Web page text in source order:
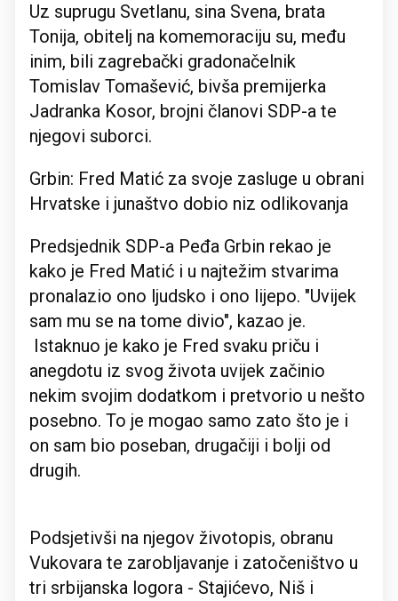
Uz suprugu Svetlanu, sina Svena, brata
Tonija, obitelj na komemoraciju su, među
inim, bili zagrebački gradonačelnik
Tomislav Tomašević, bivša premijerka
Jadranka Kosor, brojni članovi SDP-a te
njegovi suborci.
Grbin: Fred Matić za svoje zasluge u obrani
Hrvatske i junaštvo dobio niz odlikovanja
Predsjednik SDP-a Peđa Grbin rekao je
kako je Fred Matić i u najtežim stvarima
pronalazio ono ljudsko i ono lijepo. "Uvijek
sam mu se na tome divio", kazao je.
Istaknuo je kako je Fred svaku priču i
anegdotu iz svog života uvijek začinio
nekim svojim dodatkom i pretvorio u nešto
posebno. To je mogao samo zato što je i
on sam bio poseban, drugačiji i bolji od
drugih.
Podsjetivši na njegov životopis, obranu
Vukovara te zarobljavanje i zatočeništvo u
tri srbijanska logora - Stajićevo, Niš i